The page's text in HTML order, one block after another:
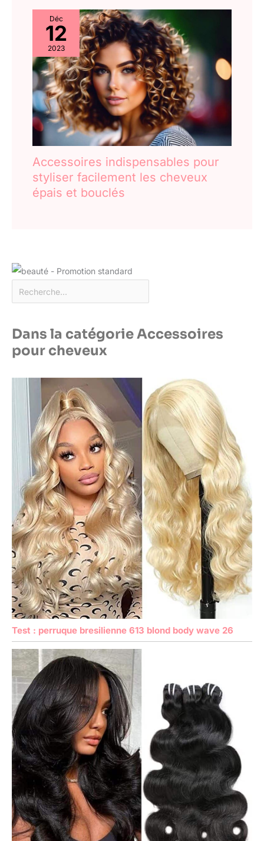
Déc
12
2023
Accessoires indispensables pour
styliser facilement les cheveux
épais et bouclés
Dans la catégorie Accessoires
pour cheveux
Test : perruque bresilienne 613 blond body wave 26